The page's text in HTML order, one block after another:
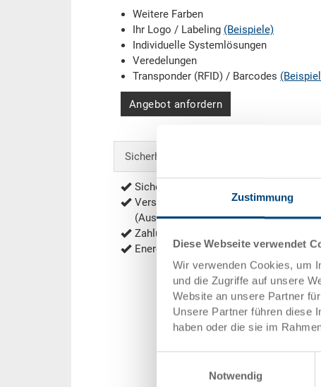
Zustimmung
Diese Webseite verwendet
Wir verwenden Cookies, um
und die Zugriffe auf unsere
Website an unsere Partner
Unsere Partner führen diese
haben oder die sie im
Notwendig
Weitere Farben
Ihr Logo / Labeling (Beispiele)
Individuelle Systemlösungen
Veredelungen
Transponder (RFID) / Barcodes
Angebot anfordern
Sicherheit & Bestellung
Sichere Bestellung mit Verschlüsselung
Versandkostenfrei ab 1'000.- CHF
(Ausnahmen sieheVersandkosten)
Zahlung per Rechnung, Vorauskasse
Energieeffiziente und nachhaltige